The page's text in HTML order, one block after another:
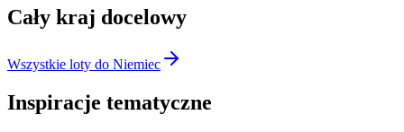
Cały kraj docelowy
Wszystkie loty do Niemiec
Inspiracje tematyczne